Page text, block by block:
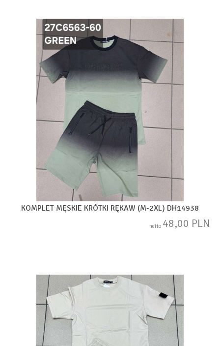
KOMPLET MĘSKIE KRÓTKI RĘKAW (M-2XL) DH14938
netto 48,00 PLN